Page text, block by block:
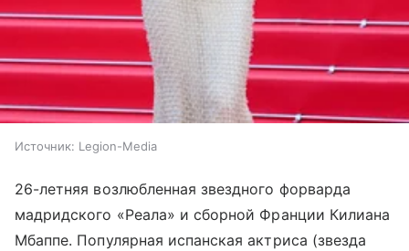
Источник: Legion-Media
26-летняя возлюбленная звездного форварда
мадридского «Реала» и сборной Франции Килиана
Мбаппе. Популярная испанская актриса (звезда